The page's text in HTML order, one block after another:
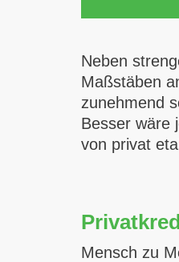
Neben
Maßstäben
zunehmend
Besser wäre
von privat
Mensch zu